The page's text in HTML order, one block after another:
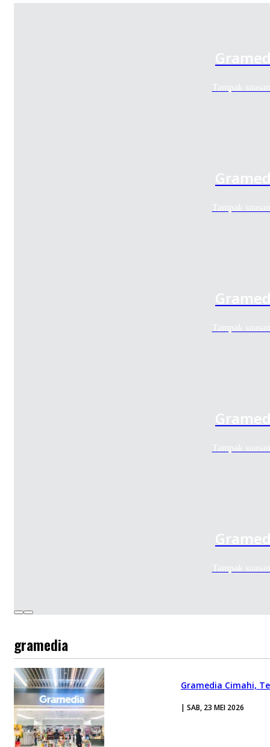
Tampak
Tampak
Tampak
Tampak
Tampak
gramedia
Gramedia Cimahi,
| SAB, 23 MEI 2026